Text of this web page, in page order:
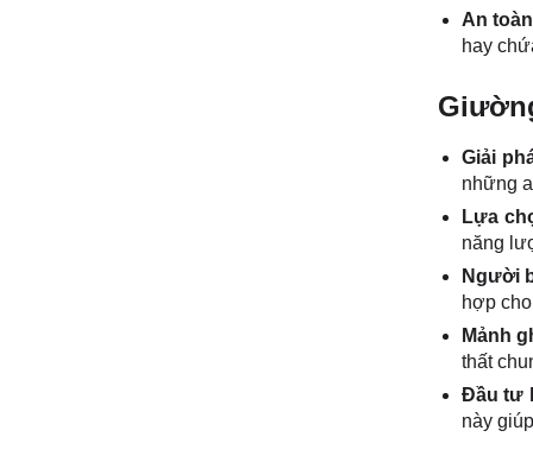
An
hay
Giải
những
Lựa
năng
Người
hợp
Mảnh
thất
Đầu tư
này